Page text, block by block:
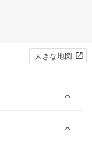
大きな地図